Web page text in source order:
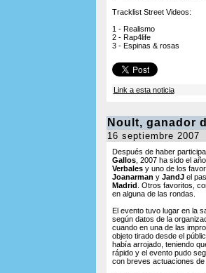
Tracklist Street Videos:
1 - Realismo
2 - Rap4life
3 - Espinas & rosas
Link a esta noticia
Noult, ganador
16 septiembre 2007
Después de haber
Gallos, 2007 ha sido el
Verbalesy uno de los
Joanarman y JandJel
Madrid . Otros favoritos,
en alguna de las rondas.
El evento tuvo lugar en la
según datos de la
cuando en una de las
objeto tirado desde el
había arrojado, teniendo
rápido y el evento pudo
con breves actuaciones de